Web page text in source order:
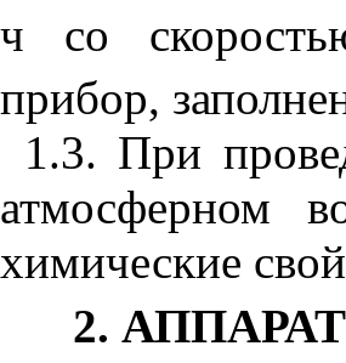
ч со
прибор,
1.3. При
атмосферном
химические
2.